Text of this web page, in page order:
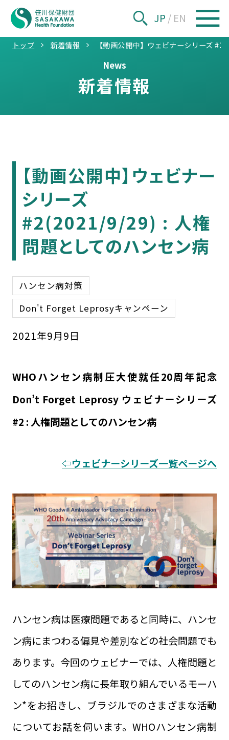
JP / EN
トップ 新着情報 【動画公開中】ウェビナーシリーズ
News
新着情報
【動画公開中】ウェビナー
シリーズ
#2(2021/9/29) : 人権
問題としてのハンセン病
ハンセン病対策
Don't Forget Leprosyキャンペーン
2021年9月9日
WHOハンセン病制圧大使就任20周年記念
Don’t Forget Leprosy ウェビナーシリーズ
#2 : 人権問題としてのハンセン病
⇦ウェビナーシリーズ一覧ページへ
ハンセン病は医療問題であると同時に、ハンセ
ン病にまつわる偏見や差別などの社会問題でも
あります。今回のウェビナーでは、人権問題と
してのハンセン病に長年取り組んでいるモーハ
ン*をお招きし、ブラジルでのさまざまな活動
についてお話を伺います。WHOハンセン病制